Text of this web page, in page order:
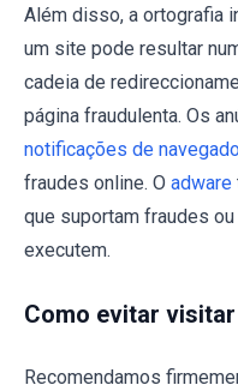
Além disso, a ortografia
um site pode resultar
cadeia de
página fraudulenta. Os
notificações de
fraudes online. O adware
que suportam fraudes
executem.
Como evitar
Recomendamos